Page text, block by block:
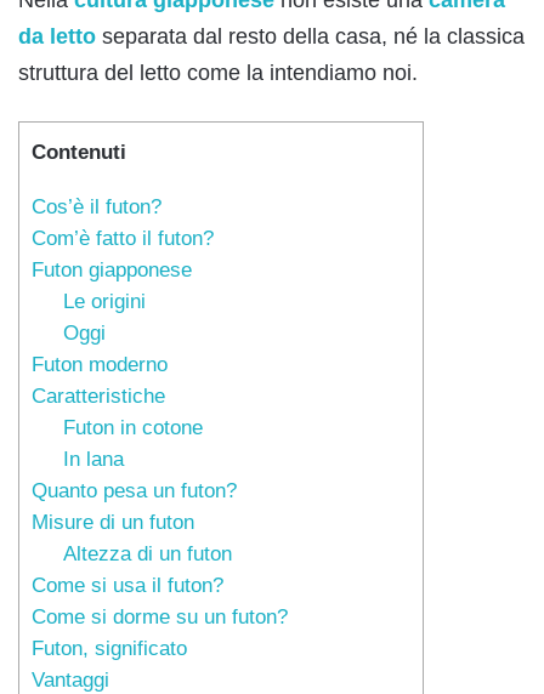
da letto separata dal resto della casa, né la classica
struttura del letto come la intendiamo noi.
Contenuti
Cos’è il futon?
Com’è fatto il futon?
Futon giapponese
Le origini
Oggi
Futon moderno
Caratteristiche
Futon in cotone
In lana
Quanto pesa un futon?
Misure di un futon
Altezza di un futon
Come si usa il futon?
Come si dorme su un futon?
Futon, significato
Vantaggi